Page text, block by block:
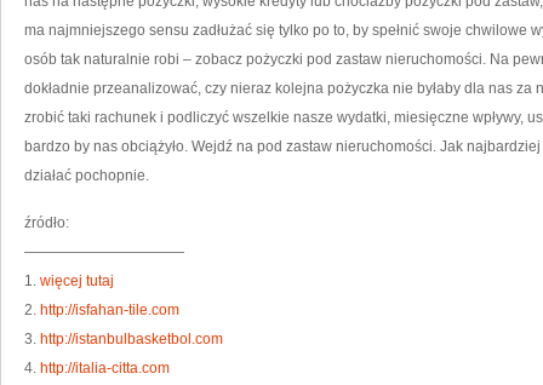
ma najmniejszego sensu zadłużać się tylko po to, by spełnić swoje chwilowe
osób tak naturalnie robi – zobacz pożyczki pod zastaw nieruchomości. Na
dokładnie przeanalizować, czy nieraz kolejna pożyczka nie byłaby dla nas
zrobić taki rachunek i podliczyć wszelkie nasze wydatki, miesięczne wpływy,
bardzo by nas obciążyło. Wejdź na pod zastaw nieruchomości. Jak
działać pochopnie.
źródło:
———————————
1. więcej tutaj
2. http://isfahan-tile.com
3. http://istanbulbasketbol.com
4. http://italia-citta.com